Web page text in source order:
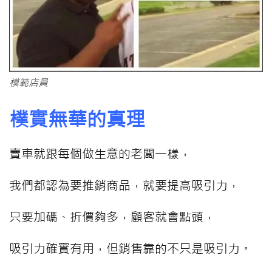
模範店員
樸實無華的真理
賣車就跟每個做生意的老闆一樣，
我們都認為要推銷商品，就要提高吸引力，
只要加碼、折價夠多，顧客就會點頭，
吸引力確實有用，但銷售靠的不只是吸引力。